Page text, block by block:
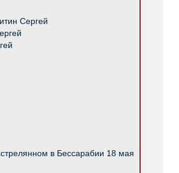
Сергей
в Бессарабии 18 мая